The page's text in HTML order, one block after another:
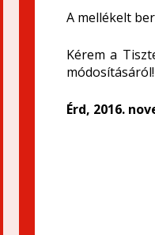
A mellékelt
Kérem a
módosításáról!
Érd, 2016.